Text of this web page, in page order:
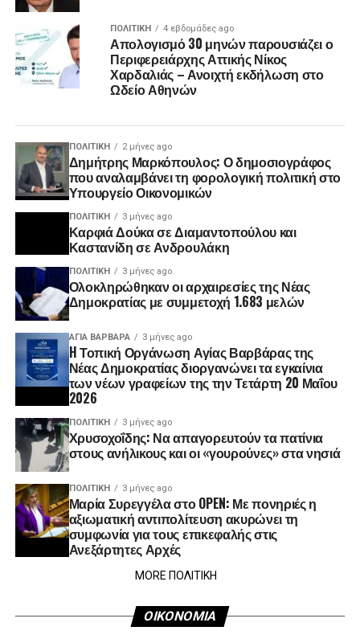
ΠΟΛΙΤΙΚΉ 4 εβδομάδες ago
Απολογισμό 30 μηνών παρουσιάζει ο
Περιφερειάρχης Αττικής Νίκος
Χαρδαλιάς – Ανοιχτή εκδήλωση στο
Ωδείο Αθηνών
ΠΟΛΙΤΙΚΉ 2 μήνες ago
Δημήτρης Μαρκόπουλος: Ο δημοσιογράφος
που αναλαμβάνει τη φορολογική πολιτική στο
Υπουργείο Οικονομικών
ΠΟΛΙΤΙΚΉ 3 μήνες ago
Καρφιά Δούκα σε Διαμαντοπούλου και
Καστανίδη σε Ανδρουλάκη
ΠΟΛΙΤΙΚΉ 3 μήνες ago
Ολοκληρώθηκαν οι αρχαιρεσίες της Νέας
Δημοκρατίας με συμμετοχή 1.683 μελών
ΑΓΙΑ ΒΑΡΒΑΡΑ 3 μήνες ago
H Τοπική Οργάνωση Αγίας Βαρβάρας της
Νέας Δημοκρατίας διοργανώνει τα εγκαίνια
των νέων γραφείων της την Τετάρτη 20 Μαΐου
2026
ΠΟΛΙΤΙΚΉ 3 μήνες ago
Χρυσοχοΐδης: Να απαγορευτούν τα πατίνια
στους ανήλικους και οι «γουρούνες» στα νησιά
ΠΟΛΙΤΙΚΉ 3 μήνες ago
Μαρία Συρεγγέλα στο OPEN: Με πονηριές η
αξιωματική αντιπολίτευση ακυρώνει τη
συμφωνία για τους επικεφαλής στις
Ανεξάρτητες Αρχές
MORE ΠΟΛΙΤΙΚΗ
ΟΙΚΟΝΟΜΙΑ